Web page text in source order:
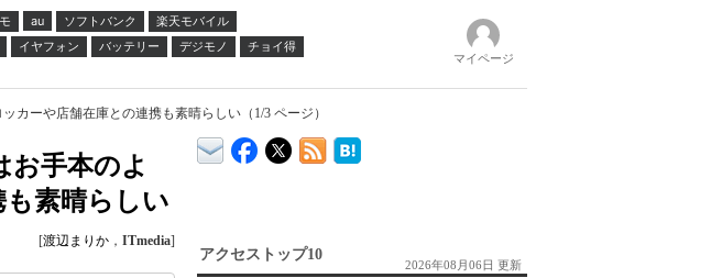
au ソフトバンク
楽天モバイル
イヤフォン バッテリー デジモノ
チョイ得
マイページ
ーや店舗在庫との連携も素晴らしい（1/3 ページ）
お手本のよ
素晴らしい
[渡辺まりか ， ITmedia]
アクセストップ10
2026年08月06日 更新